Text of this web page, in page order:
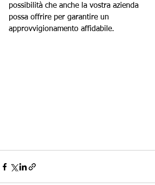
possibilità che anche la vostra azienda
possa offrire per garantire un
approvvigionamento affidabile.